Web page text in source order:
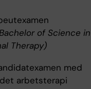
of Science in
Therapy)
med
arbetsterapi